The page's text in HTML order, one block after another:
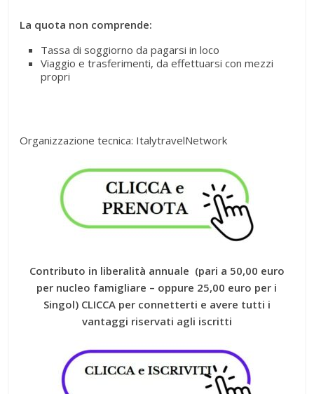
La quota non comprende:
Tassa di soggiorno da pagarsi in loco
Viaggio e trasferimenti, da effettuarsi con mezzi
propri
Organizzazione tecnica: ItalytravelNetwork
Contributo in liberalità annuale (pari a 50,00 euro
per nucleo famigliare – oppure 25,00 euro per i
Singol) CLICCA per connetterti e avere tutti i
vantaggi riservati agli iscritti